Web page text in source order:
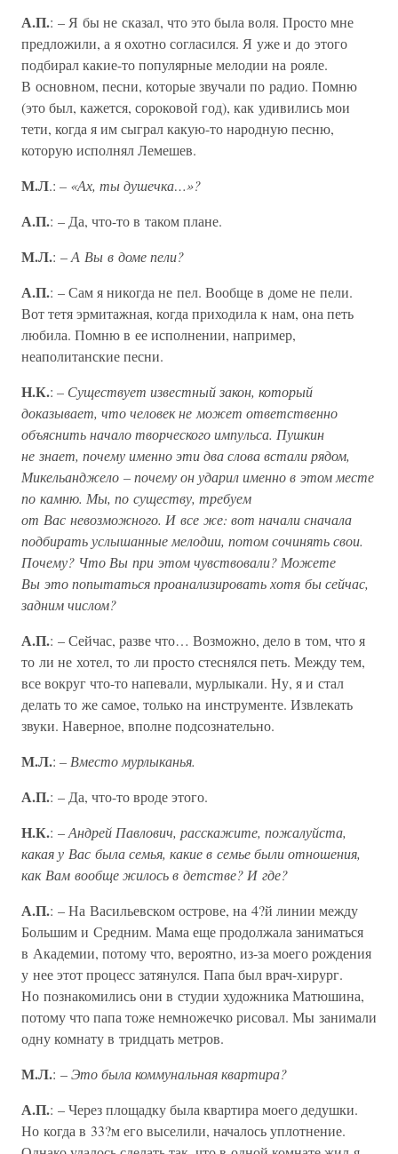
А.П.: – Я бы не сказал, что это была воля. Просто мне
предложили, а я охотно согласился. Я уже и до этого
подбирал какие-то популярные мелодии на рояле.
В основном, песни, которые звучали по радио. Помню
(это был, кажется, сороковой год), как удивились мои
тети, когда я им сыграл какую-то народную песню,
которую исполнял Лемешев.
М.Л.: – «Ах, ты душечка…»?
А.П.: – Да, что-то в таком плане.
М.Л.: –А Вы в доме пели?
А.П.: – Сам я никогда не пел. Вообще в доме не пели.
Вот тетя эрмитажная, когда приходила к нам, она петь
любила. Помню в ее исполнении, например,
неаполитанские песни.
Н.К.: – Существует известный закон, который
доказывает, что человек не может ответственно
объяснить начало творческого импульса. Пушкин
не знает, почему именно эти два слова встали рядом,
Микельанджело – почему он ударил именно в этом месте
по камню. Мы, по существу, требуем
от Вас невозможного. И все же: вот начали сначала
подбирать услышанные мелодии, потом сочинять свои.
Почему? Что Вы при этом чувствовали? Можете
Вы это попытаться проанализировать хотя бы сейчас,
задним числом?
А.П.: – Сейчас, разве что… Возможно, дело в том, что я
то ли не хотел, то ли просто стеснялся петь. Между тем,
все вокруг что-то напевали, мурлыкали. Ну, я и стал
делать то же самое, только на инструменте. Извлекать
звуки. Наверное, вполне подсознательно.
М.Л.: – Вместо мурлыканья.
А.П.: – Да, что-то вроде этого.
Н.К.: –Андрей Павлович, расскажите, пожалуйста,
какая у Вас была семья, какие в семье были отношения,
как Вам вообще жилось в детстве? И где?
А.П.: – На Васильевском острове, на 4?й линии между
Большим и Средним. Мама еще продолжала заниматься
в Академии, потому что, вероятно, из-за моего рождения
у нее этот процесс затянулся. Папа был врач-хирург.
Но познакомились они в студии художника Матюшина,
потому что папа тоже немножечко рисовал. Мы занимали
одну комнату в тридцать метров.
М.Л.: –Это была коммунальная квартира?
А.П.: – Через площадку была квартира моего дедушки.
Но когда в 33?м его выселили, началось уплотнение.